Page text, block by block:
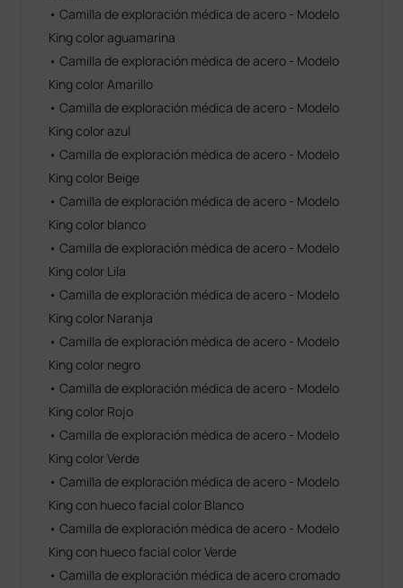
• Camilla de exploración médica de acero - Modelo
King color aguamarina
• Camilla de exploración médica de acero - Modelo
King color Amarillo
• Camilla de exploración médica de acero - Modelo
King color azul
• Camilla de exploración médica de acero - Modelo
King color Beige
• Camilla de exploración médica de acero - Modelo
King color blanco
• Camilla de exploración médica de acero - Modelo
King color Lila
• Camilla de exploración médica de acero - Modelo
King color Naranja
• Camilla de exploración médica de acero - Modelo
King color negro
• Camilla de exploración médica de acero - Modelo
King color Rojo
• Camilla de exploración médica de acero - Modelo
King color Verde
• Camilla de exploración médica de acero - Modelo
King con hueco facial color Blanco
• Camilla de exploración médica de acero - Modelo
King con hueco facial color Verde
• Camilla de exploración médica de acero cromado